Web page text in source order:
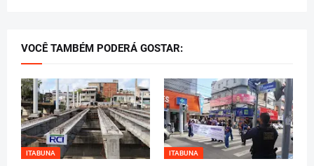
VOCÊ TAMBÉM PODERÁ GOSTAR:
ITABUNA ITABUNA